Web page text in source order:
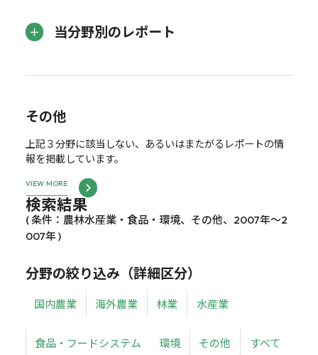
当分野別のレポート
その他
上記３分野に該当しない、あるいはまたがるレポートの情
報を掲載しています。
VIEW MORE
検索結果
( 条件：農林水産業・食品・環境、その他、2007年～2
007年 )
分野の絞り込み（詳細区分）
国内農業 海外農業 林業 水産業
食品・フードシステム 環境 その他 すべて